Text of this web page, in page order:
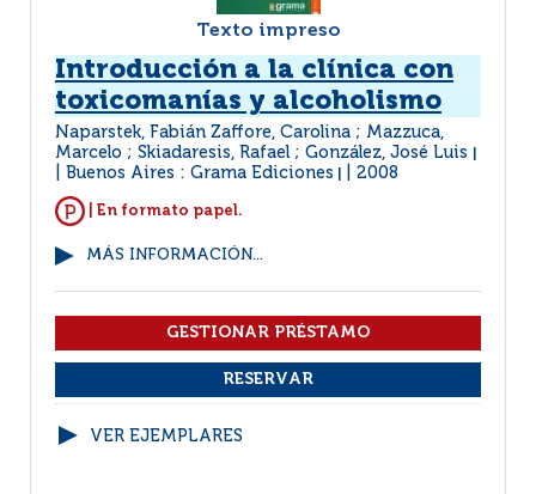
Texto impreso
Introducción a la clínica con
toxicomanías y alcoholismo
Naparstek, Fabián Zaffore, Carolina ; Mazzuca,
Marcelo ; Skiadaresis, Rafael ; González, José Luis
Buenos Aires : Grama Ediciones 2008
| En formato papel.
MÁS INFORMACIÓN...
VER EJEMPLARES